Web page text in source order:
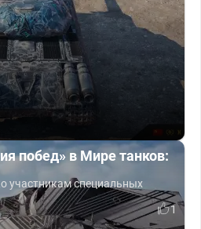
побед» в Мире танков:
участникам специальных
1